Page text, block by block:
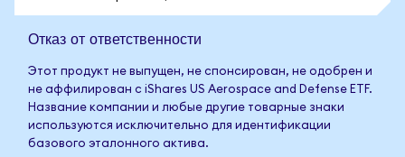
Отказ от ответственности
Этот продукт не выпущен, не спонсирован, не одобрен и
не аффилирован с iShares US Aerospace and Defense ETF.
Название компании и любые другие товарные знаки
используются исключительно для идентификации
базового эталонного актива.